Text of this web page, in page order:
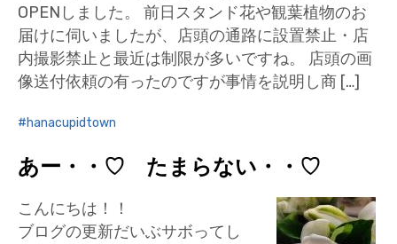
OPENしました。 前日スタンド花や観葉植物のお
届けに伺いましたが、店頭の通路に設置禁止・店
内撮影禁止と最近は制限が多いですね。 店頭の画
像送付依頼の有ったのですが事情を説明し商 […]
hanacupidtown
あー・・♡ たまらない・・♡
こんにちは！！
ブログの更新だいぶサボってし